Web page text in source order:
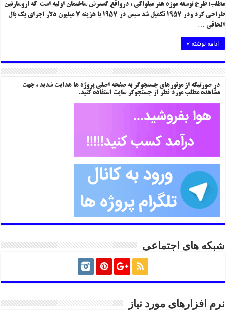
مطلب: طرح توسعه موزه هنر میلواکی ،‌ درواقع گسترش ساختمان اولیه است که اروسارنین
طراحی کرد ودر ۱۹۵۷ تکمیل شد سپس در ۱۹۵۷ با هزینه ۷ میلیون دلار اجرای یک بال
الحاقی …
ادامه نوشته »
در صورتیکه از موتورهای جستجوگر به صفحه اصلی پروژه ها هدایت شدید ، جهت
مشاهده مطلب مورد نظر از جستجوگر سایت استفاده کنید.
شبکه های اجتماعی
نرم افزارهای مورد نیاز